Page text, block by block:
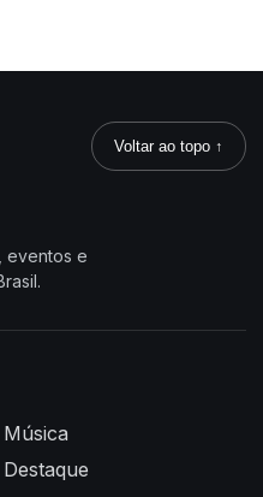
eventos e
Voltar ao topo ↑
Música
Destaque